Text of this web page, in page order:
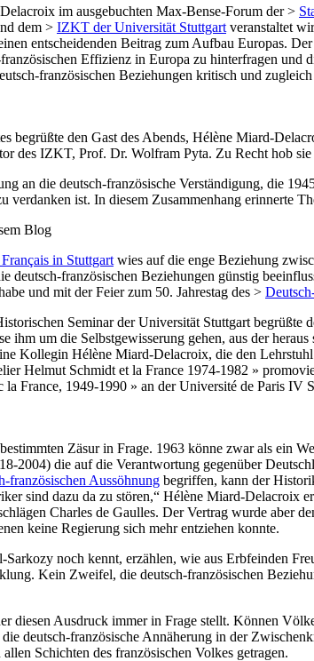
im ausgebuchten Max-Bense-Forum der >
dem > IZKT der Universität Stuttgart veranstaltet
entscheidenden Beitrag zum Aufbau Europas.
Effizienz in Europa zu hinterfragen und
französischen Beziehungen kritisch und
begrüßte den Gast des Abends, Hélène Miard-
des IZKT, Prof. Dr. Wolfram Pyta. Zu Recht hob
an die deutsch-französische Verständigung, die
verdanken ist. In diesem Zusammenhang erinnerte
Blog
in Stuttgart wies auf die enge Beziehung
französischen Beziehungen günstig
und mit der Feier zum 50. Jahrestag des >
Seminar der Universität Stuttgart begrüßte
ihm um die Selbstgewisserung gehen, aus der
Kollegin Hélène Miard-Delacroix, die den
Helmut Schmidt et la France 1974-1982 »
France, 1949-1990 » an der Université de Paris IV
Zäsur in Frage. 1963 könne zwar als ein
2004) die auf die Verantwortung gegenüber
französischen Aussöhnung begriffen, kann der
sind dazu da zu stören,“ Hélène Miard-Delacroix
Charles de Gaulles. Der Vertrag wurde
keine Regierung sich mehr entziehen konnte.
noch kennt, erzählen, wie aus Erbfeinden
Kein Zweifel, die deutsch-französischen
diesen Ausdruck immer in Frage stellt. Können
deutsch-französische Annäherung in der
Schichten des französischen Volkes getragen.